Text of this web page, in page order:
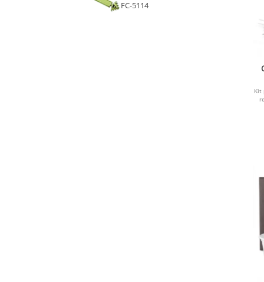
FC-5114
Kit